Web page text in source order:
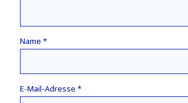
Name *
E-Mail-Adresse *